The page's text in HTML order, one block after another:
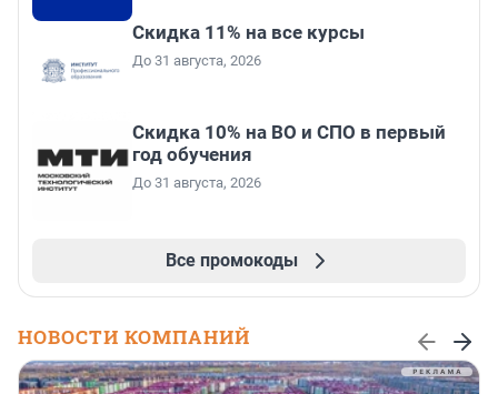
Скидка 11% на все курсы
До 31 августа, 2026
Скидка 10% на ВО и СПО в первый
год обучения
До 31 августа, 2026
Все промокоды
НОВОСТИ КОМПАНИЙ